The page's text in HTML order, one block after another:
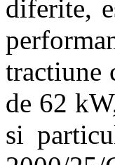
diferite,
tractiune
de 62
si